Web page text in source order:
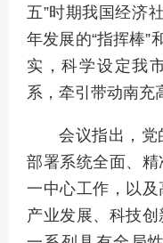
五”时期我国经济
年发展的“指挥棒”
实，科学设定我
系，牵引带动南充
会议指出，党
部署系统全面、
一中心工作，以
产业发展、科技